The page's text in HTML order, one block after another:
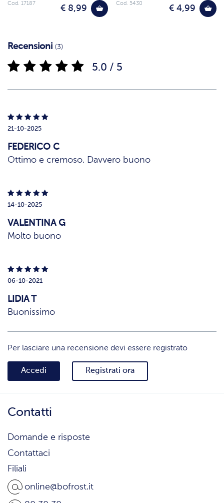
€ 8,99
Cod. 17187
€ 4,99
Cod. 5430
Recensioni (3)
5.0 / 5
21-10-2025
FEDERICO C
Ottimo e cremoso. Davvero buono
14-10-2025
VALENTINA G
Molto buono
06-10-2021
LIDIA T
Buonissimo
Per lasciare una recensione devi essere registrato
Accedi Registrati ora
Contatti
Domande e risposte
Contattaci
Filiali
online@bofrost.it